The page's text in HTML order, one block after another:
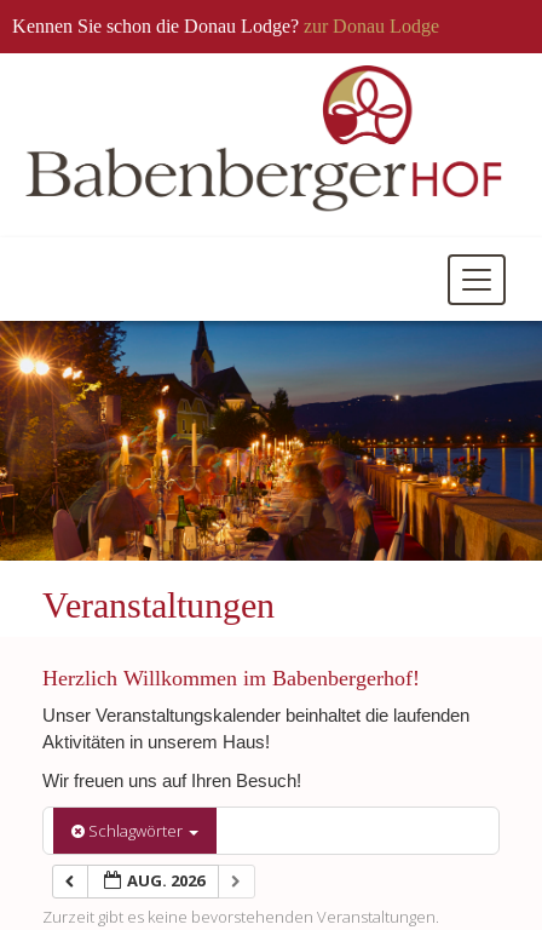
Kennen Sie schon die Donau Lodge? zur Donau Lodge
Mobile
Veranstaltungen
Herzlich Willkommen im Babenbergerhof!
Unser Veranstaltungskalender beinhaltet die laufenden
Aktivitäten in unserem Haus!
Wir freuen uns auf Ihren Besuch!
Schlagwörter
AUG. 2026
Zurzeit gibt es keine bevorstehenden Veranstaltungen.